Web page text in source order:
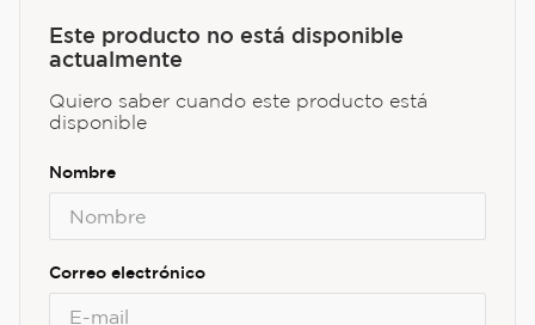
Este producto no está disponible
actualmente
Quiero saber cuando este producto está
disponible